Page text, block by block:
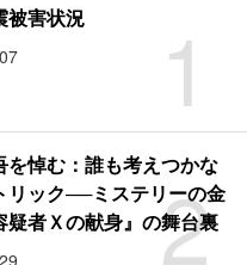
1
被害状況
2
を悼む：誰も考えつかな
リック──ミステリーの金
疑者Ｘの献身』の舞台裏